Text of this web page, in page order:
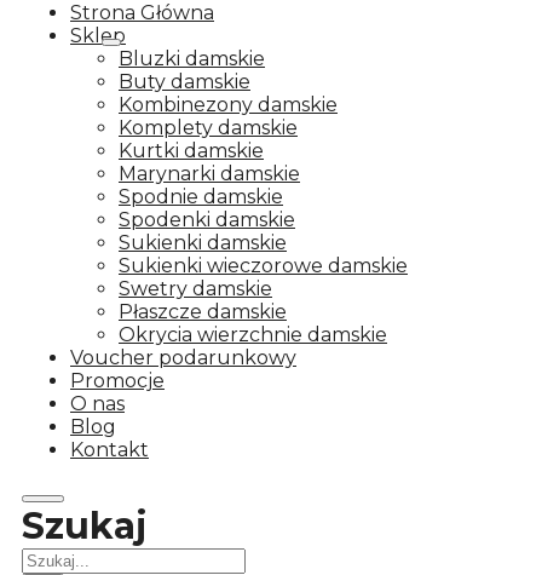
Strona Główna
Sklep
Bluzki damskie
Buty damskie
Kombinezony damskie
Komplety damskie
Kurtki damskie
Marynarki damskie
Spodnie damskie
Spodenki damskie
Sukienki damskie
Sukienki wieczorowe damskie
Swetry damskie
Płaszcze damskie
Okrycia wierzchnie damskie
Voucher podarunkowy
Promocje
O nas
Blog
Kontakt
Szukaj
Szukaj